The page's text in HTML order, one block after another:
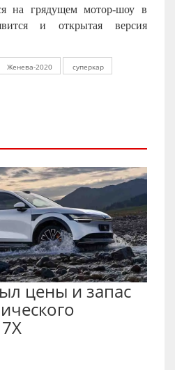
на грядущем мотор-шоу в
и открытая версия
Женева-2020
суперкар
цены и запас